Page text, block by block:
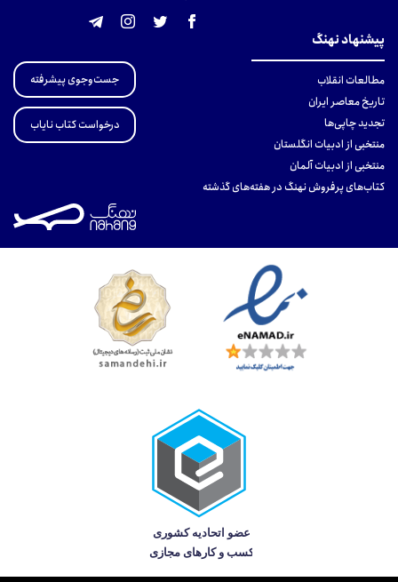
پیشنهاد نهنگ
مطالعات انقلاب
تاریخ معاصر ایران
تجدید چاپی‌ها
منتخبی از ادبیات انگلستان
منتخبی از ادبیات آلمان
کتاب‌های پرفروش نهنگ در هفته‌های گذشته
جست‌وجوی پیشرفته
درخواست کتاب نایاب